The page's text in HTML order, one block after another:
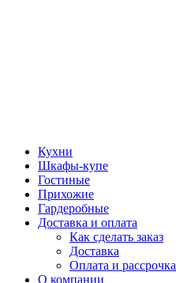
Кухни
Шкафы-купе
Гостиные
Прихожие
Гардеробные
Доставка и оплата
Как сделать заказ
Доставка
Оплата и рассрочка
О компании